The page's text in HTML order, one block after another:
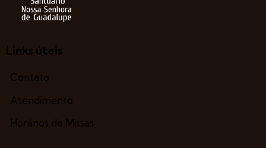
Links úteis
Contato
Atendimento
Horários de Missas